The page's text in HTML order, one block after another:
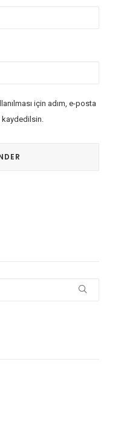
için adım, e-posta
kaydedilsin.